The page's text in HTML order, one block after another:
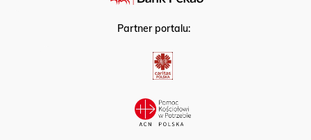
Partner portalu: